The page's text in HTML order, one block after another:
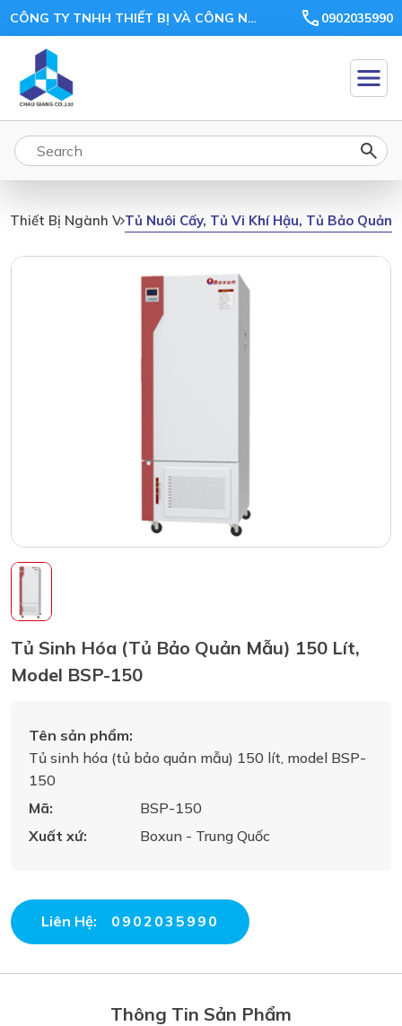
CÔNG TY TNHH THIẾT BỊ VÀ CÔNG NGHỆ CHÂU GIANG 0902035990
Thiết Bị Ngành Vi Sinh, Môi TrườngTủ Nuôi Cấy, Tủ Vi Khí Hậu, Tủ Bảo
Tủ Sinh Hóa (tủ Bảo Quản Mẫu) 150 Lít,
Model BSP-150
Tên sản phẩm:
Tủ sinh hóa (tủ bảo quản mẫu) 150 lít, model BSP-
150
Mã:
BSP-150
Xuất xứ:
Boxun - Trung Quốc
Liên Hệ: 0902035990
Thông Tin Sản Phẩm